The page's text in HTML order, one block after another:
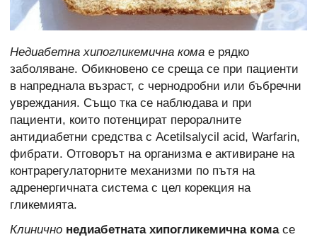
Недиабетна хипогликемична кома е рядко
заболяване. Обикновено се среща се при пациенти
в напреднала възраст, с чернодробни или бъбречни
увреждания. Също тка се наблюдава и при
пациенти, които потенцират пероралните
антидиабетни средства с Acetilsalycil acid, Warfarin,
фибрати. Отговорът на организма е активиране на
контрарегулаторните механизми по пътя на
адренергичната система с цел корекция на
гликемията.
Клинично недиабетната хипогликемична комасе